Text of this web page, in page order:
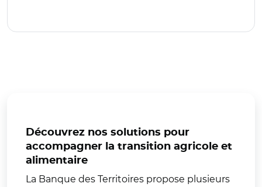
Découvrez nos solutions pour
accompagner la transition agricole et
alimentaire
La Banque des Territoires propose plusieurs